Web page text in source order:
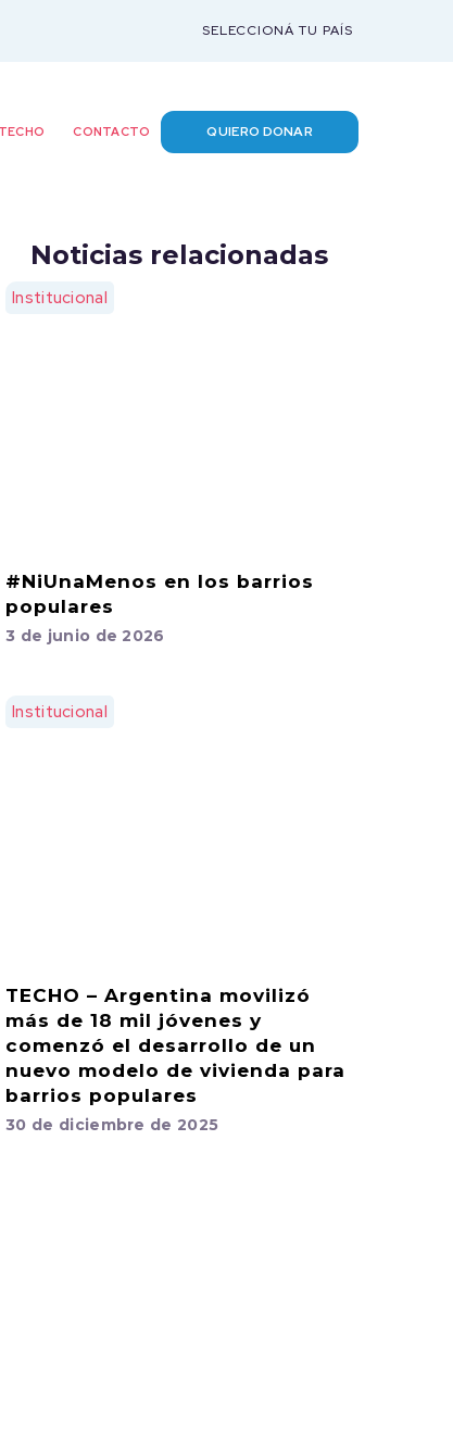
SELECCIONÁ TU PAÍS
CONTACTO QUIERO DONAR
Noticias relacionadas
#NiUnaMenos en los barrios
populares
3 de junio de 2026
Institucional
TECHO – Argentina movilizó
más de 18 mil jóvenes y
comenzó el desarrollo de un
nuevo modelo de vivienda para
barrios populares
30 de diciembre de 2025
Institucional